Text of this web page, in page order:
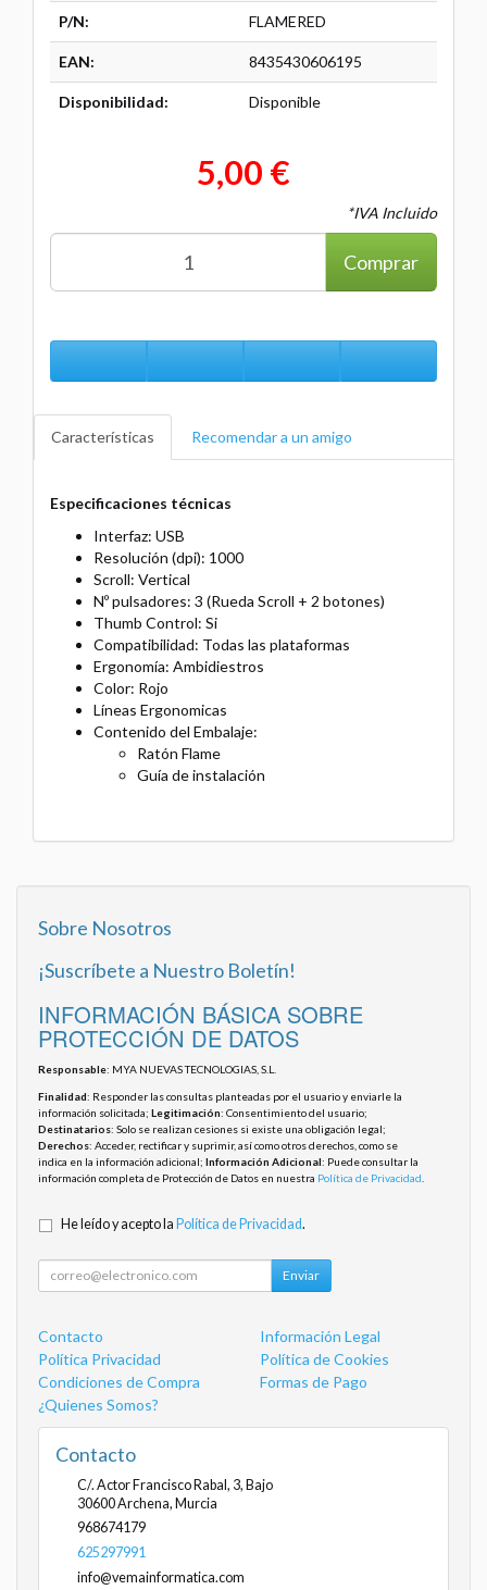
P/N: FLAMERED
EAN: 8435430606195
Disponibilidad: Disponible
5,00 €
*IVA Incluido
Comprar
Características Recomendar a un amigo
Especificaciones técnicas
Interfaz: USB
Resolución (dpi): 1000
Scroll: Vertical
Nº pulsadores: 3 (Rueda Scroll + 2 botones)
Thumb Control: Si
Compatibilidad: Todas las plataformas
Ergonomía: Ambidiestros
Color: Rojo
Líneas Ergonomicas
Contenido del Embalaje:
Ratón Flame
Guía de instalación
Sobre Nosotros
¡Suscríbete a Nuestro Boletín!
INFORMACIÓN BÁSICA SOBRE
PROTECCIÓN DE DATOS
Responsable: MYA NUEVAS TECNOLOGIAS, S.L.
Finalidad: Responder las consultas planteadas por el usuario y enviarle la
información solicitada; Legitimación: Consentimiento del usuario;
Destinatarios: Solo se realizan cesiones si existe una obligación legal;
Derechos: Acceder, rectificar y suprimir, así como otros derechos, como se
indica en la información adicional; Información Adicional: Puede consultar la
información completa de Protección de Datos en nuestra Política de Privacidad
He leído y acepto la Política de Privacidad.
Enviar
Contacto
Información Legal
Política Privacidad
Política de Cookies
Condiciones de Compra
Formas de Pago
¿Quienes Somos?
Contacto
C/. Actor Francisco Rabal, 3, Bajo
30600Archena, Murcia
968674179
625297991
info@vemainformatica.com